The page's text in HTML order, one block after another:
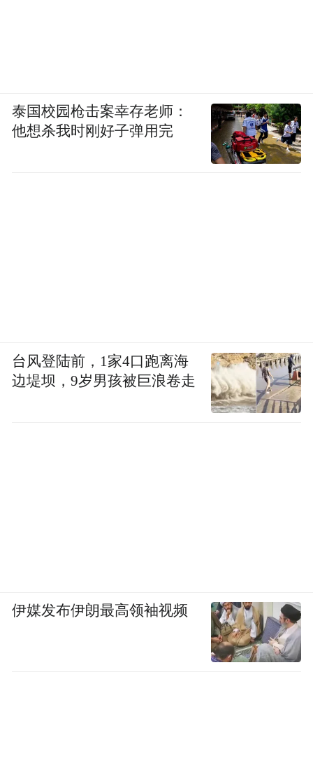
泰国校园枪击案幸存老师：
他想杀我时刚好子弹用完
台风登陆前，1家4口跑离海
边堤坝，9岁男孩被巨浪卷走
伊媒发布伊朗最高领袖视频